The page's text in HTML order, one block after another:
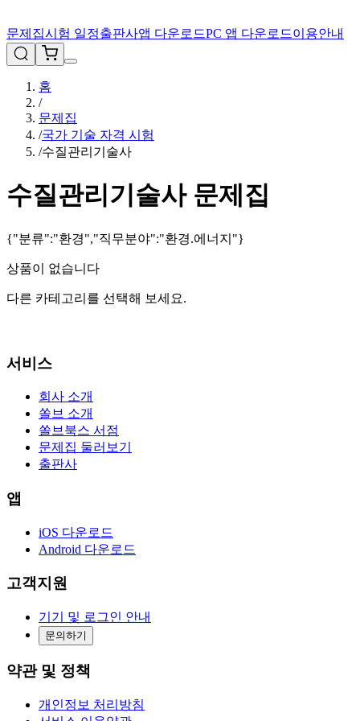
문제집시험 일정출판사앱 다운로드PC 앱 다운로드이용안내
홈
/
문제집
/국가 기술 자격 시험
/수질관리기술사
수질관리기술사문제집
{"분류":"환경","직무분야":"환경.에너지"}
상품이 없습니다
다른 카테고리를 선택해 보세요.
서비스
회사 소개
쏠브 소개
쏠브북스 서점
문제집 둘러보기
출판사
앱
iOS 다운로드
Android 다운로드
고객지원
기기 및 로그인 안내
문의하기
약관 및 정책
개인정보 처리방침